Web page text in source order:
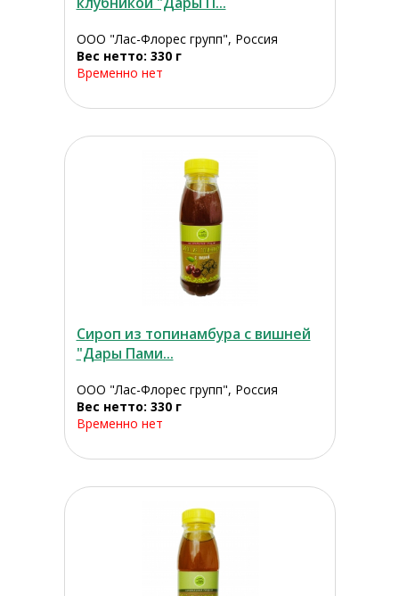
ООО "Лас-Флорес групп", Россия
Вес нетто: 330 г
Временно нет
Сироп из топинамбура с вишней
"Дары Пами...
ООО "Лас-Флорес групп", Россия
Вес нетто: 330 г
Временно нет